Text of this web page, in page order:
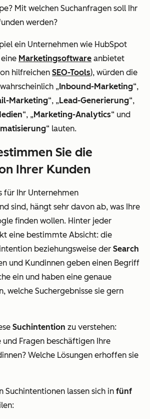
Mit welchen Suchanfragen soll Ihr
werden?
ein Unternehmen wie HubSpot
Marketingsoftware anbietet
hilfreichen SEO-Tools), würden die
„Inbound-Marketing“,
Marketing“, „Lead-Generierung“,
“, „Marketing-Analytics“ und
“ lauten.
Sie die
Ihrer Kunden
für Ihr Unternehmen
sind, hängt sehr davon ab, was Ihre
finden wollen. Hinter jeder
eine bestimmte Absicht: die
beziehungsweise der Search
und Kundinnen geben einen Begriff
ein und haben eine genaue
welche Suchergebnisse sie gern
Suchintention zu verstehen:
und Fragen beschäftigen Ihre
Welche Lösungen erhoffen sie
Suchintentionen lassen sich in fünf